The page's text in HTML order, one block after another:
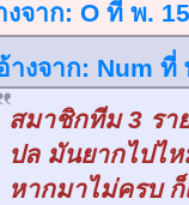
งจาก: O ที่ พ.
างจาก: Num ที่
สมาชิกทีม 3 รา
ปล มันยากไปไ
หากมาไม่ครบ ก็